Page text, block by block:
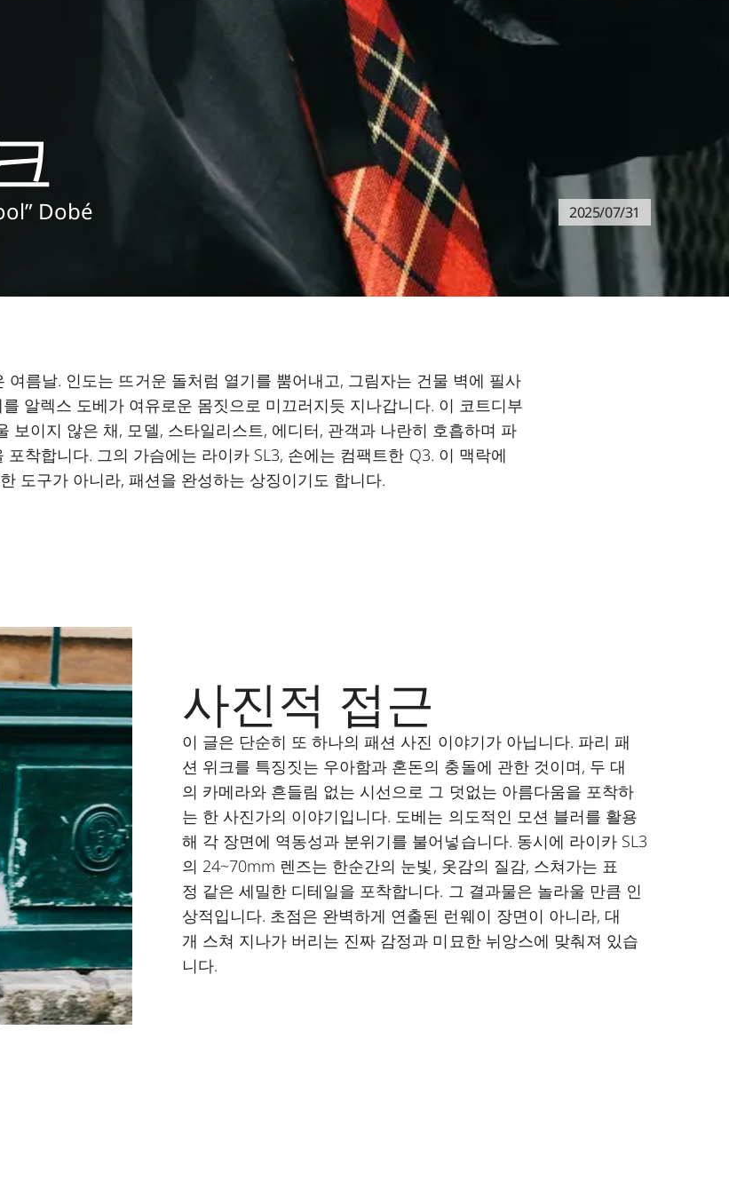
Dobé 2025/07/31
여름날. 인도는 뜨거운 돌처럼 열기를 뿜어내고, 그림자는 건물 벽에 필사
알렉스 도베가 여유로운 몸짓으로 미끄러지듯 지나갑니다. 이 코트디부
보이지 않은 채, 모델, 스타일리스트, 에디터, 관객과 나란히 호흡하며 파
착합니다. 그의 가슴에는 라이카 SL3, 손에는 컴팩트한 Q3. 이 맥락에
도구가 아니라, 패션을 완성하는 상징이기도 합니다.
사진적 접근
이 글은 단순히 또 하나의 패션 사진 이야기가 아닙니다. 파리 패
션 위크를 특징짓는 우아함과 혼돈의 충돌에 관한 것이며, 두 대
의 카메라와 흔들림 없는 시선으로 그 덧없는 아름다움을 포착하
는 한 사진가의 이야기입니다. 도베는 의도적인 모션 블러를 활용
해 각 장면에 역동성과 분위기를 불어넣습니다. 동시에 라이카 SL3
의 24~70mm 렌즈는 한순간의 눈빛, 옷감의 질감, 스쳐가는 표
정 같은 세밀한 디테일을 포착합니다. 그 결과물은 놀라울 만큼 인
상적입니다. 초점은 완벽하게 연출된 런웨이 장면이 아니라, 대
개 스쳐 지나가 버리는 진짜 감정과 미묘한 뉘앙스에 맞춰져 있습
니다.